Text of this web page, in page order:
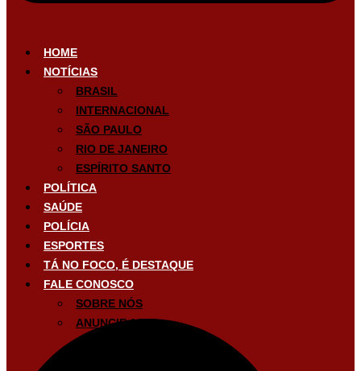
HOME
NOTÍCIAS
BRASIL
INTERNACIONAL
SÃO PAULO
RIO DE JANEIRO
ESPÍRITO SANTO
POLÍTICA
SAÚDE
POLÍCIA
ESPORTES
TÁ NO FOCO, É DESTAQUE
FALE CONOSCO
SOBRE NÓS
ANUNCIE AQUI